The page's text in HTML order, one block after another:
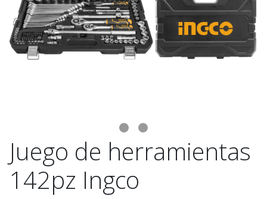
Juego de herramientas
142pz Ingco